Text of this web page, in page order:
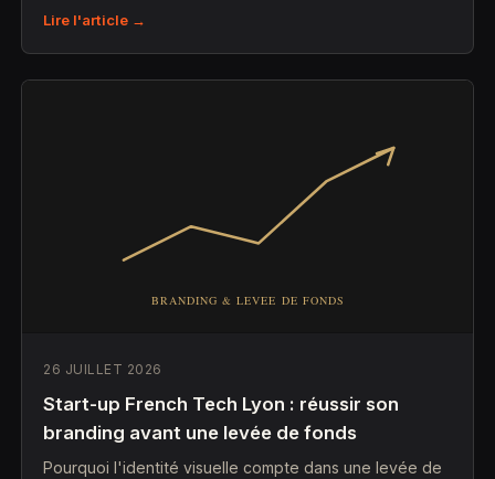
Lire l'article →
26 JUILLET 2026
Start-up French Tech Lyon : réussir son
branding avant une levée de fonds
Pourquoi l'identité visuelle compte dans une levée de